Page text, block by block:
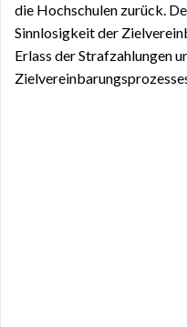
die Hochschulen zurück.
Sinnlosigkeit der
Erlass der Strafzahlungen